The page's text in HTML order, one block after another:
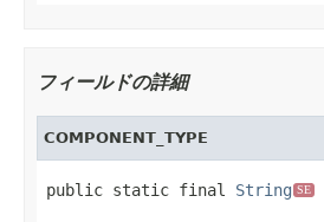
フィールドの詳細
COMPONENT_TYPE
public static final String SE